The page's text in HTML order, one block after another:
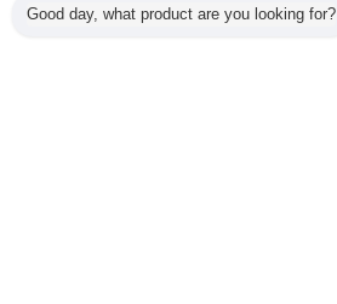
Good day, what product are you looking for?